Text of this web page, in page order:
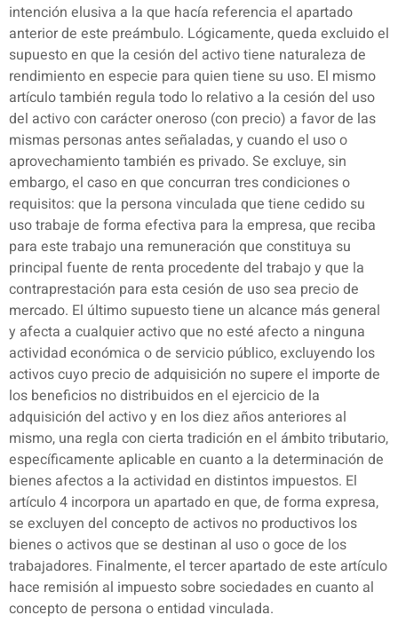
intención elusiva a la que hacía referencia el apartado
anterior de este preámbulo. Lógicamente, queda excluido el
supuesto en que la cesión del activo tiene naturaleza de
rendimiento en especie para quien tiene su uso. El mismo
artículo también regula todo lo relativo a la cesión del uso
del activo con carácter oneroso (con precio) a favor de las
mismas personas antes señaladas, y cuando el uso o
aprovechamiento también es privado. Se excluye, sin
embargo, el caso en que concurran tres condiciones o
requisitos: que la persona vinculada que tiene cedido su
uso trabaje de forma efectiva para la empresa, que reciba
para este trabajo una remuneración que constituya su
principal fuente de renta procedente del trabajo y que la
contraprestación para esta cesión de uso sea precio de
mercado. El último supuesto tiene un alcance más general
y afecta a cualquier activo que no esté afecto a ninguna
actividad económica o de servicio público, excluyendo los
activos cuyo precio de adquisición no supere el importe de
los beneficios no distribuidos en el ejercicio de la
adquisición del activo y en los diez años anteriores al
mismo, una regla con cierta tradición en el ámbito tributario,
específicamente aplicable en cuanto a la determinación de
bienes afectos a la actividad en distintos impuestos. El
artículo 4 incorpora un apartado en que, de forma expresa,
se excluyen del concepto de activos no productivos los
bienes o activos que se destinan al uso o goce de los
trabajadores. Finalmente, el tercer apartado de este artículo
hace remisión al impuesto sobre sociedades en cuanto al
concepto de persona o entidad vinculada.